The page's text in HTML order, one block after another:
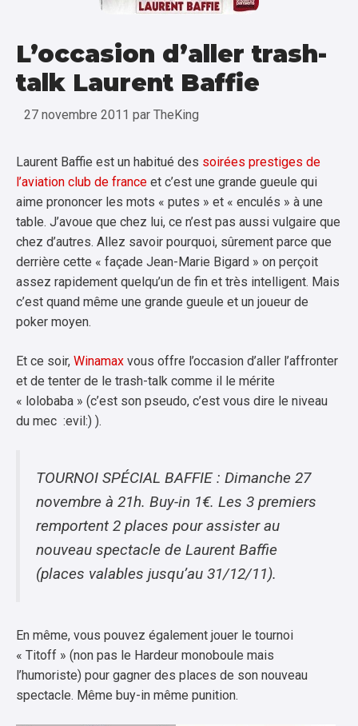
L’occasion d’aller trash-
talk Laurent Baffie
27 novembre 2011 par TheKing
Laurent Baffie est un habitué des soirées prestiges de
l’aviation club de france et c’est une grande gueule qui
aime prononcer les mots « putes » et « enculés » à une
table. J’avoue que chez lui, ce n’est pas aussi vulgaire que
chez d’autres. Allez savoir pourquoi, sûrement parce que
derrière cette « façade Jean-Marie Bigard » on perçoit
assez rapidement quelqu’un de fin et très intelligent. Mais
c’est quand même une grande gueule et un joueur de
poker moyen.
Et ce soir, Winamax vous offre l’occasion d’aller l’affronter
et de tenter de le trash-talk comme il le mérite
« lolobaba » (c’est son pseudo, c’est vous dire le niveau
du mec :evil:) ).
TOURNOI SPÉCIAL BAFFIE : Dimanche 27
novembre à 21h. Buy-in 1€. Les 3 premiers
remportent 2 places pour assister au
nouveau spectacle de Laurent Baffie
(places valables jusqu’au 31/12/11).
En même, vous pouvez également jouer le tournoi
« Titoff » (non pas le Hardeur monoboule mais
l’humoriste) pour gagner des places de son nouveau
spectacle. Même buy-in même punition.